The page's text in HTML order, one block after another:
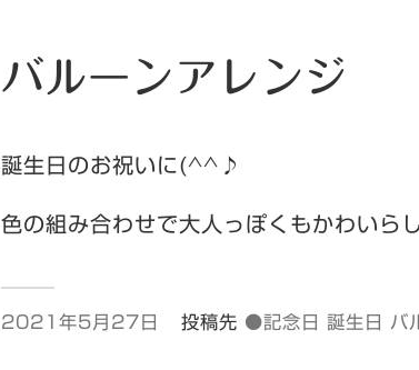
バルーンアレンジ
誕生日のお祝いに(^^♪
色の組み合わせで大人っぽくもかわいら
2021年5月27日 投稿先 ●記念日 誕生日 バ